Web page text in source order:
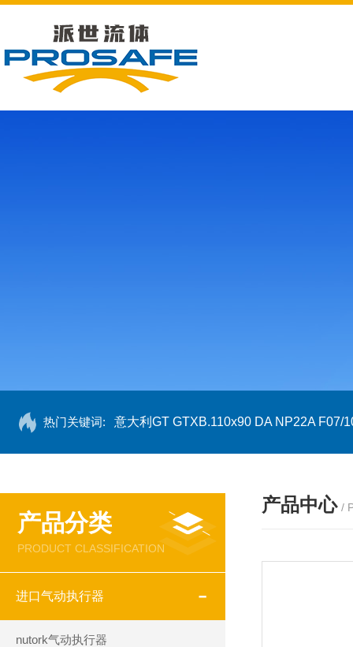
热门关键词: 意大利GT GTXB.110x90 DA NP22A F07/
产品分类
PRODUCT CLASSIFICATION
进口气动执行器
nutork气动执行器
产品中心 /